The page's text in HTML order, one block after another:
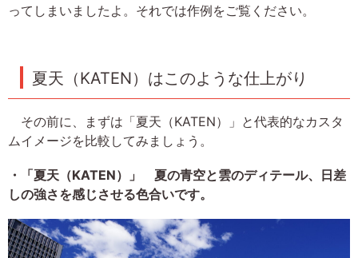
ってしまいましたよ。それでは作例をご覧ください。
夏天（KATEN）はこのような仕上がり
その前に、まずは「夏天（KATEN）」と代表的なカスタ
ムイメージを比較してみましょう。
・「夏天（KATEN）」 夏の青空と雲のディテール、日差
しの強さを感じさせる色合いです。